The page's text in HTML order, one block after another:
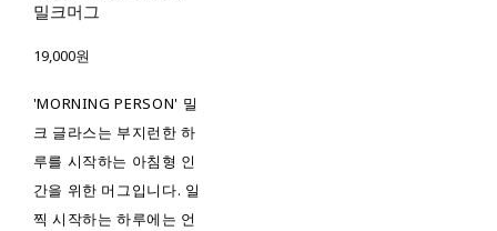
밀크머그
19,000원
'MORNING PERSON' 밀
크 글라스는 부지런한 하
루를 시작하는 아침형 인
간을 위한 머그입니다. 일
찍 시작하는 하루에는 언